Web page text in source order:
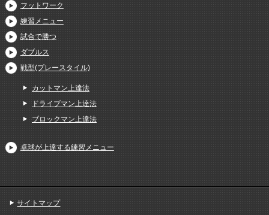
フットワーク
練習メニュー
試合で勝つ
ダブルス
戦型(プレースタイル)
カットマン上達法
ドライブマン上達法
ブロックマン上達法
卓球が上達する練習メニュー
サイトマップ